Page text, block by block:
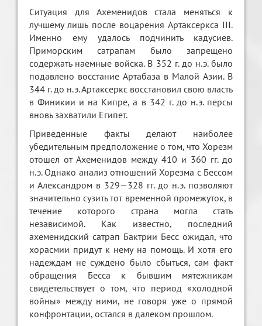
Ситуация для Ахеменидов стала меняться к
лучшему лишь после воцарения Артаксеркса III.
Именно ему удалось подчинить кадусиев.
Приморским сатрапам было запрещено
содержать наемные войска. В 352 г. до н.э. было
подавлено восстание Артабаза в Малой Азии. В
344 г. до н.э. Артаксеркс восстановил свою власть
в Финикии и на Кипре, а в 342 г. до н.э. персы
вновь захватили Египет.
Приведенные факты делают наиболее
убедительным предположение о том, что Хорезм
отошел от Ахеменидов между 410 и 360 гг. до
н.э. Однако анализ отношений Хорезма с Бессом
и Александром в 329—328 гг. до н.э. позволяют
значительно сузить тот временной промежуток, в
течение которого страна могла стать
независимой. Как известно, последний
ахеменидский сатрап Бактрии Бесс ожидал, что
хорасмии придут к нему на помощь. И хотя его
надеждам не суждено было сбыться, сам факт
обращения Бесса к бывшим мятежникам
свидетельствует о том, что период «холодной
войны» между ними, не говоря уже о прямой
конфронтации, остался в далеком прошлом.